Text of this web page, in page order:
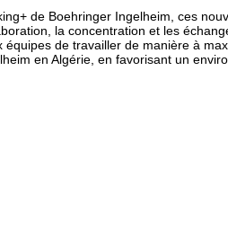
de Boehringer Ingelheim, ces
la concentration et les
de travailler de manière à
en Algérie, en favorisant un